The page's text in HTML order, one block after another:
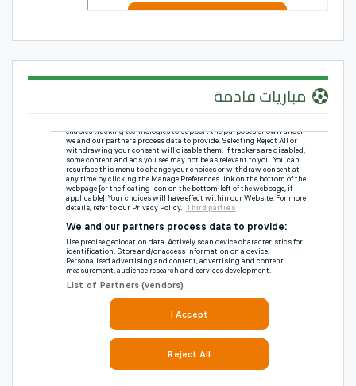
مباريات قادمة